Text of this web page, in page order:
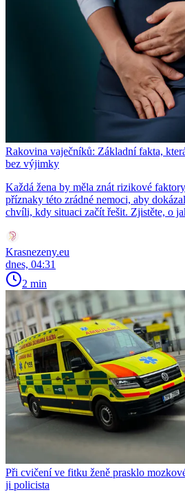
Rakovina vaječníků: Základní fakta,
bez výjimky
Každá žena by měla znát rizikové
příznaky této zrádné nemoci, aby
chvíli, kdy situaci začít řešit. Zjistěte, o
Krasnezeny.eu
dnes, 04:31
2 min
Při cvičení ve fitku ženě prasklo
ji policista